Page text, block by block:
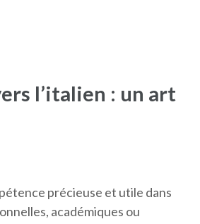
l’italien : un art
précieuse et utile dans
académiques ou